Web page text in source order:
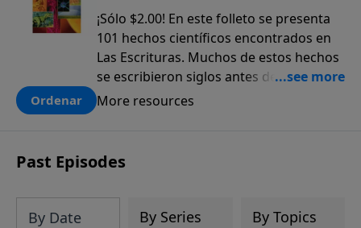
¡Sólo $2.00! En este folleto se presenta
101 hechos científicos encontrados en
Las Escrituras. Muchos de estos hechos
se escribieron siglos antes de que
fueran descubiertos. El anticipado
más a la prueba colectiva de que la
Biblia es verdaderamente la Palabra
Ordenar More resources
Past Episodes
By Date By Series By Topics